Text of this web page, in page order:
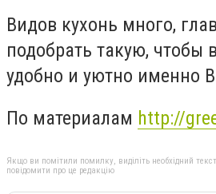
Видов кухонь много,
подобрать такую, чтобы
удобно и уютно именно
По материалам http://
Якщо ви помітили помилку, виділіть необхідний
повідомити про це редакцію